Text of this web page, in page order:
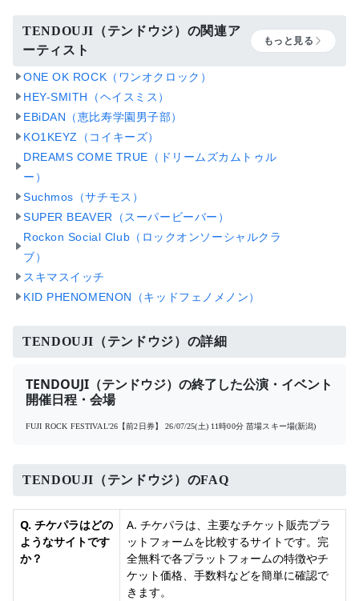
TENDOUJI（テンドウジ）の関連ア
ーティスト
もっと見る
ONE OK ROCK（ワンオクロック）
HEY-SMITH（ヘイスミス）
EBiDAN（恵比寿学園男子部）
KO1KEYZ（コイキーズ）
DREAMS COME TRUE（ドリームズカムトゥル
ー）
Suchmos（サチモス）
SUPER BEAVER（スーパービーバー）
Rockon Social Club（ロックオンソーシャルクラ
ブ）
スキマスイッチ
KID PHENOMENON（キッドフェノメノン）
TENDOUJI（テンドウジ）の詳細
TENDOUJI（テンドウジ）の終了した公演・イベント
開催日程・会場
FUJI ROCK FESTIVAL'26【前2日券】 26/07/25(土) 11時00分 苗場スキー場(新潟)
TENDOUJI（テンドウジ）のFAQ
Q. チケパラはどの
ようなサイトです
か？
A. チケパラは、主要なチケット販売プラ
ットフォームを比較するサイトです。完
全無料で各プラットフォームの特徴やチ
ケット価格、手数料などを簡単に確認で
きます。